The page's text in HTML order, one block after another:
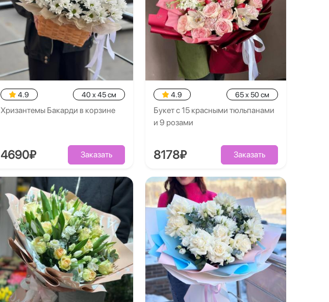
4.9 40 x 45 см
Хризантемы Бакарди в корзине
4690₽ Заказать
4.9 65 x 50 см
Букет с 15 красными тюльпанами
и 9 розами
8178₽ Заказать